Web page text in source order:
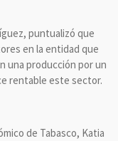
puntualizó que
en la entidad que
una producción por un
rentable este sector.
de Tabasco, Katia